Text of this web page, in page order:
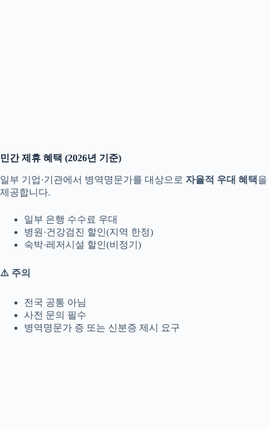
민간 제휴 혜택 (2026년 기준)
일부 기업·기관에서 병역명문가를 대상으로 자율적 우대 혜택을
제공합니다.
일부 은행 수수료 우대
병원·건강검진 할인(지역 한정)
숙박·레저시설 할인(비정기)
⚠️ 주의
전국 공통 아님
사전 문의 필수
병역명문가 증 또는 신분증 제시 요구